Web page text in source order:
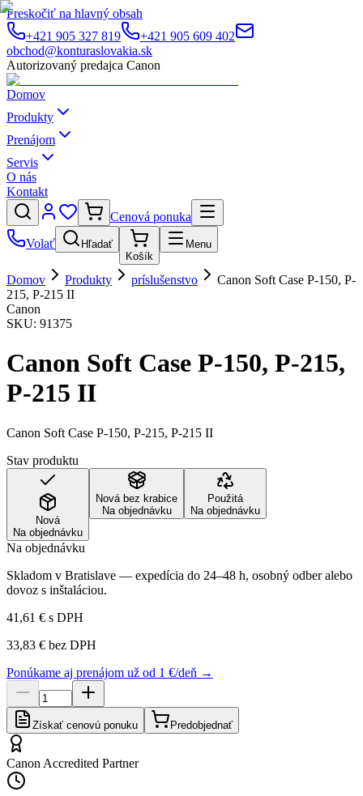
Preskočiť na hlavný obsah
+421 905 327 819
+421 905 609 402
obchod@konturaslovakia.sk
Autorizovaný predajca Canon
Domov
Produkty
Prenájom
Servis
O nás
Kontakt
Cenová ponuka
Volať
Hľadať
Košík
Menu
Domov Produkty príslušenstvo
Canon Soft Case P-150, P-
215, P-215 II
Canon
SKU: 91375
Canon Soft Case P-150, P-215,
P-215 II
Canon Soft Case P-150, P-215, P-215 II
Stav produktu
Nová
Na objednávku
Nová bez krabice
Na objednávku
Použitá
Na objednávku
Na objednávku
Skladom v Bratislave — expedícia do 24–48 h, osobný odber alebo
dovoz s inštaláciou.
41,61 € s DPH
33,83 € bez DPH
Ponúkame aj prenájom už od 1 €/deň →
Získať cenovú ponuku Predobjednať
Canon Accredited Partner